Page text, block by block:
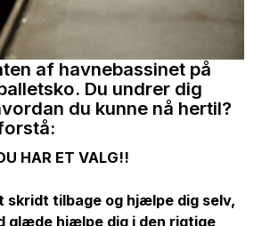
af havnebassinet på
Du undrer dig
du kunne nå hertil?
HAR ET VALG!!
skridt tilbage og hjælpe dig selv,
glæde hjælpe dig i den rigtige